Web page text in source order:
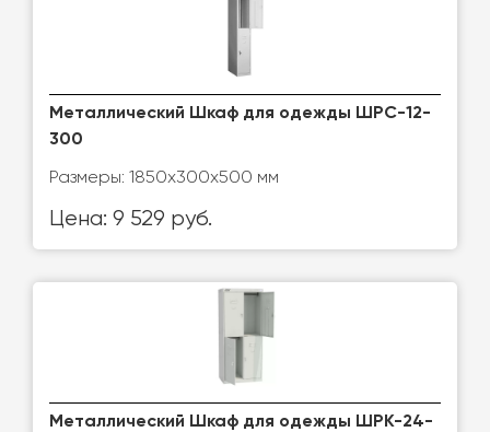
Металлический Шкаф для одежды ШРС-12-
300
Размеры: 1850х300х500 мм
Цена: 9 529 руб.
Металлический Шкаф для одежды ШРК-24-